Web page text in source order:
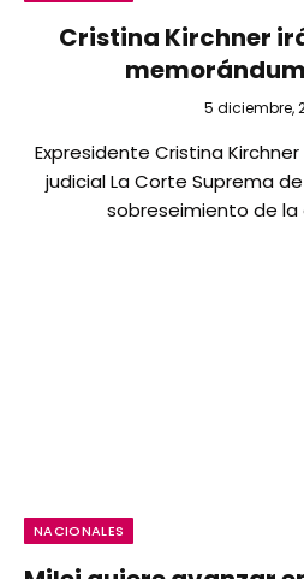
Cristina Kirchner
5 diciembre,
Expresidente Cristina
judicial La Corte Suprema
sobreseimiento de la
NACIONALES